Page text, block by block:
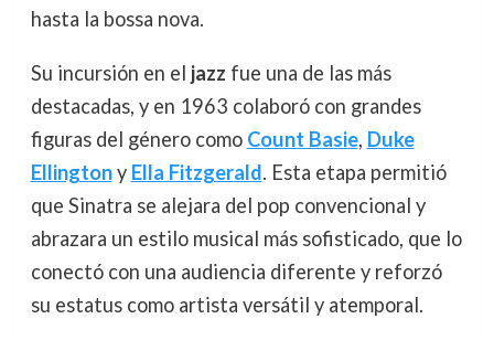
hasta la bossa nova.
Su incursión en el jazz fue una de las más
destacadas, y en 1963 colaboró con grandes
figuras del género como Count Basie, Duke
Ellingtony Ella Fitzgerald. Esta etapa permitió
que Sinatra se alejara del pop convencional y
abrazara un estilo musical más sofisticado, que lo
conectó con una audiencia diferente y reforzó
su estatus como artista versátil y atemporal.